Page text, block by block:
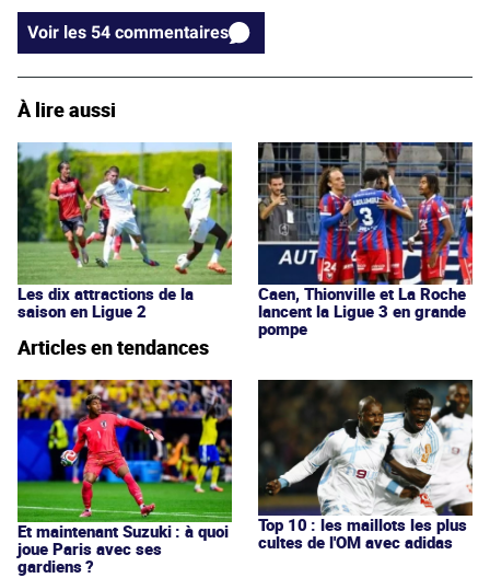
Voir les 54 commentaires
À lire aussi
Les dix attractions de la
saison en Ligue 2
Caen, Thionville et La Roche
lancent la Ligue 3 en grande
pompe
Articles en tendances
Et maintenant Suzuki : à quoi
joue Paris avec ses
gardiens ?
Top 10 : les maillots les plus
cultes de l'OM avec adidas